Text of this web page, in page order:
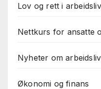
Lov og rett i
Nettkurs for ansatte
Nyheter om
Økonomi og finans